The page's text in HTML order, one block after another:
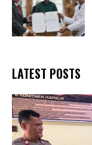
LATEST POSTS